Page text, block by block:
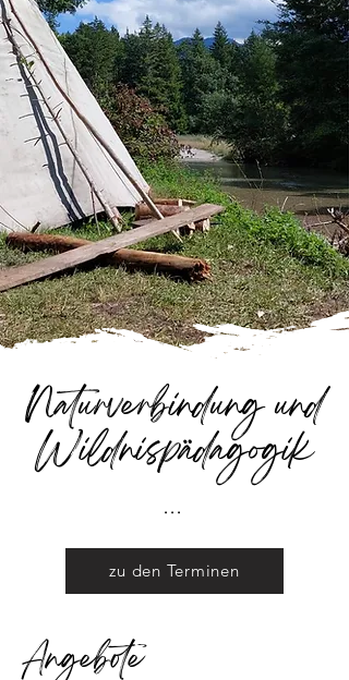
Naturverbindung und
Wildnispädagogik
...
zu den Terminen
Angebote